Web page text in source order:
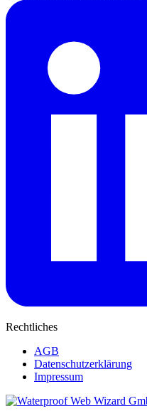
Rechtliches
AGB
Datenschutzerklärung
Impressum